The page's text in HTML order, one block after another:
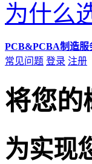
为什么
PCB&PCBA制造服
常见问题 登录 注册
将您的
为实现